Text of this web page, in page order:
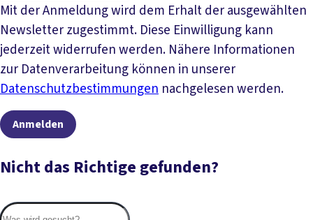
Mit der Anmeldung wird dem Erhalt der ausgewählten
Newsletter zugestimmt. Diese Einwilligung kann
jederzeit widerrufen werden. Nähere Informationen
zur Datenverarbeitung können in unserer
Datenschutzbestimmungen nachgelesen werden.
Anmelden
Nicht das Richtige gefunden?